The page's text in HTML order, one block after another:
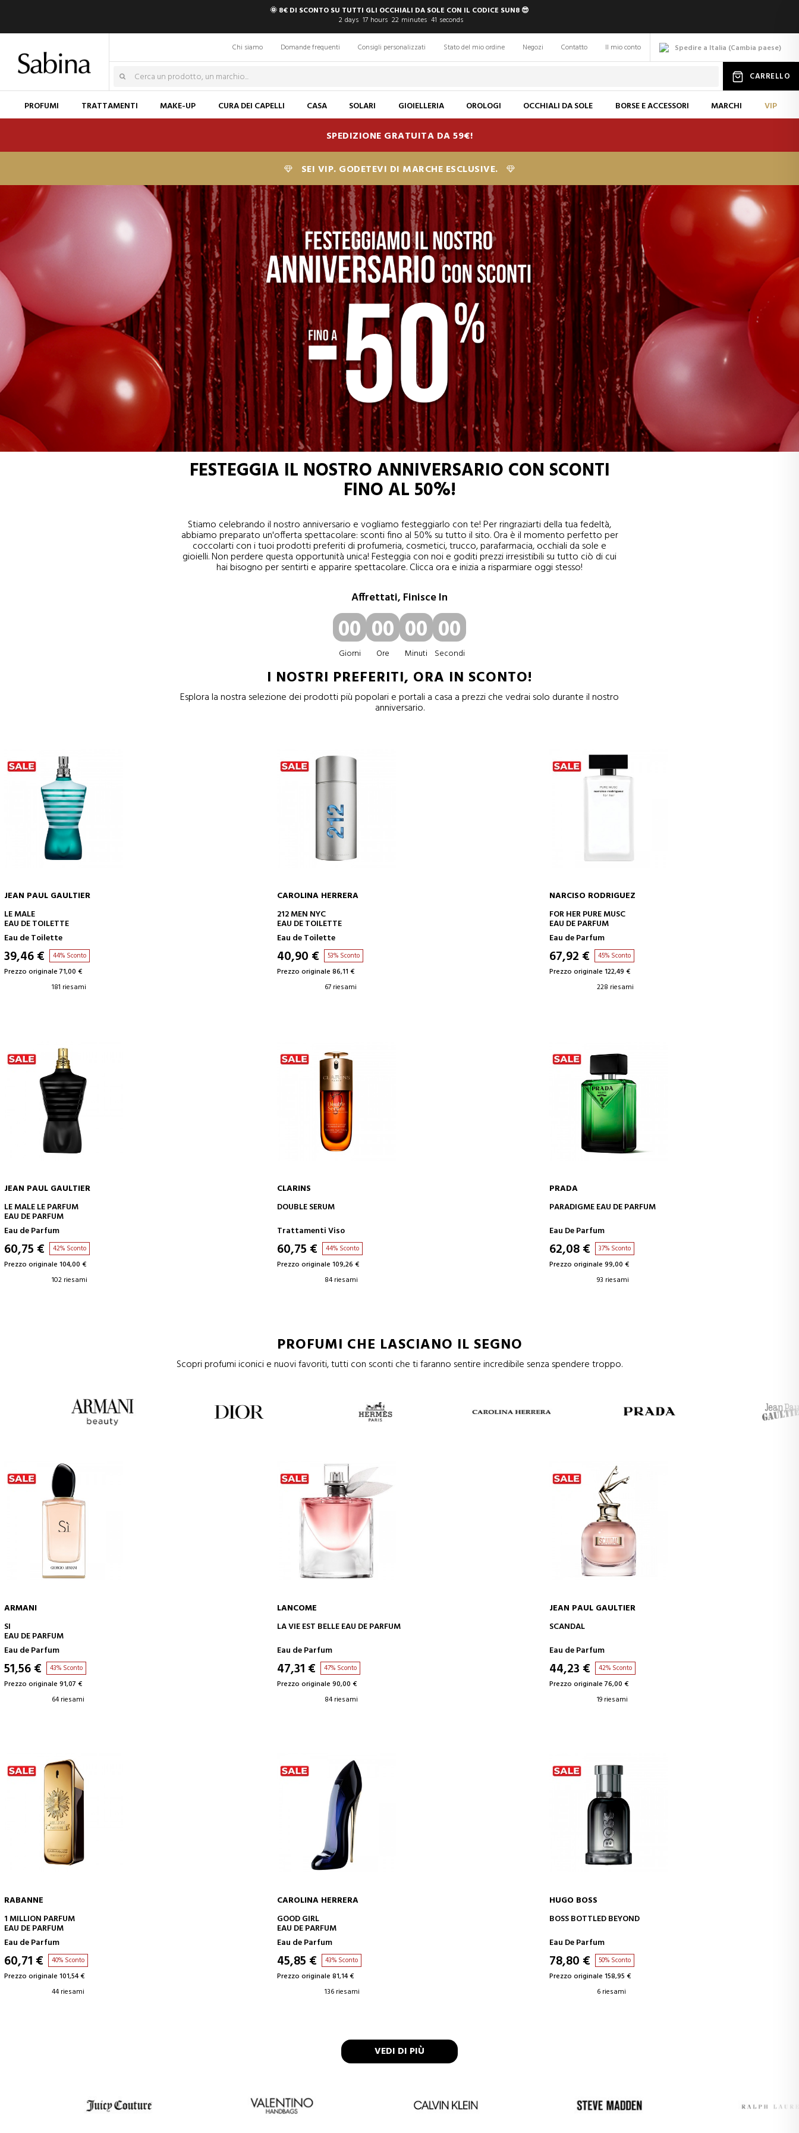
🌞 8€ DI SCONTO SU TUTTI GLI OCCHIALI DA SOLE CON IL CODICE SUN8 😎
2 days 17 hours 22 minutes 39 seconds
Spedire a Italia (Cambia paese)
Chi siamo Domande frequenti Consigli personalizzati Stato del mio ordine Negozi Contatto Il mio conto
CARRELLO
PROFUMI TRATTAMENTI MAKE-UP CURA DEI CAPELLI CASA SOLARI GIOIELLERIA OROLOGI OCCHIALI DA SOLE BORSE E ACCESSORI MARCHI VIP
SPEDIZIONE GRATUITA DA 59€!
SEI VIP. GODETEVI DI MARCHE ESCLUSIVE.
FESTEGGIA IL NOSTRO ANNIVERSARIO CON SCONTI
FINO AL 50%!
Stiamo celebrando il nostro anniversario e vogliamo festeggiarlo con te! Per ringraziarti della tua fedeltà,
abbiamo preparato un'offerta spettacolare: sconti fino al 50% su tutto il sito. Ora è il momento perfetto per
coccolarti con i tuoi prodotti preferiti di profumeria, cosmetici, trucco, parafarmacia, occhiali da sole e
gioielli. Non perdere questa opportunità unica! Festeggia con noi e goditi prezzi irresistibili su tutto ciò di cui
hai bisogno per sentirti e apparire spettacolare. Clicca ora e inizia a risparmiare oggi stesso!
Affrettati, Finisce In
00
Giorni
00
Ore
00
Minuti
00
Secondi
I NOSTRI PREFERITI, ORA IN SCONTO!
Esplora la nostra selezione dei prodotti più popolari e portali a casa a prezzi che vedrai solo durante il nostro
anniversario.
JEAN PAUL GAULTIER
LE MALE
EAU DE TOILETTE
Eau de Toilette
39,46 € 44% Sconto
Prezzo originale 71,00 €
181 riesami
CAROLINA HERRERA
212 MEN NYC
EAU DE TOILETTE
Eau de Toilette
40,90 € 53% Sconto
Prezzo originale 86,11 €
67 riesami
NARCISO RODRIGUEZ
FOR HER PURE MUSC
EAU DE PARFUM
Eau de Parfum
67,92 € 45% Sconto
Prezzo originale 122,49 €
228 riesami
JEAN PAUL GAULTIER
LE MALE LE PARFUM
EAU DE PARFUM
Eau de Parfum
60,75 € 42% Sconto
Prezzo originale 104,00 €
102 riesami
CLARINS
DOUBLE SERUM
Trattamenti Viso
60,75 € 44% Sconto
Prezzo originale 109,26 €
84 riesami
AGGIUNGI AL CARRELLO
PRADA
PARADIGME EAU DE PARFUM
Eau De Parfum
62,08 € 37% Sconto
Prezzo originale 99,00 €
93 riesami
PROFUMI CHE LASCIANO IL SEGNO
Scopri profumi iconici e nuovi favoriti, tutti con sconti che ti faranno sentire incredibile senza spendere troppo.
ARMANI
SI
EAU DE PARFUM
Eau de Parfum
51,56 € 43% Sconto
Prezzo originale 91,07 €
64 riesami
AGGIUNGI AL CARRELLO
LANCOME
LA VIE EST BELLE EAU DE PARFUM
Eau de Parfum
47,31 € 47% Sconto
Prezzo originale 90,00 €
84 riesami
JEAN PAUL GAULTIER
SCANDAL
Eau de Parfum
44,23 € 42% Sconto
Prezzo originale 76,00 €
19 riesami
RABANNE
1 MILLION PARFUM
EAU DE PARFUM
Eau de Parfum
60,71 € 40% Sconto
Prezzo originale 101,54 €
44 riesami
CAROLINA HERRERA
GOOD GIRL
EAU DE PARFUM
Eau de Parfum
45,85 € 43% Sconto
Prezzo originale 81,14 €
136 riesami
AGGIUNGI AL CARRELLO
HUGO BOSS
BOSS BOTTLED BEYOND
Eau De Parfum
78,80 € 50% Sconto
Prezzo originale 158,95 €
6 riesami
VEDI DI PIÙ